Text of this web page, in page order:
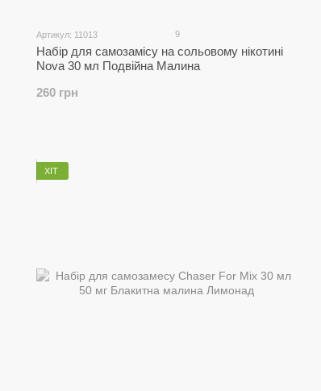
Артикул: 11013 9
Набір для самозамісу на сольовому нікотині
Nova 30 мл Подвійна Малина
260 грн
ХІТ